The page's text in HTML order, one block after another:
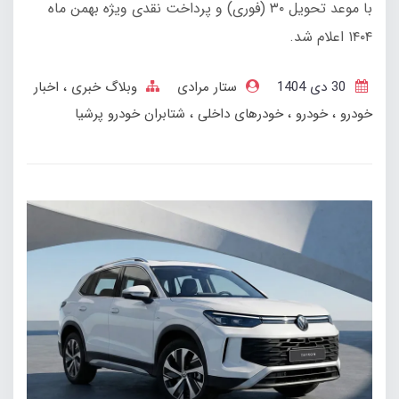
با موعد تحویل ۳۰ (فوری) و پرداخت نقدی ویژه بهمن ماه
۱۴۰۴ اعلام شد.
ستار مرادی وبلاگ خبری
اخبار
خودرو
خودرو خودرهای داخلی شتابران خودرو پرشیا